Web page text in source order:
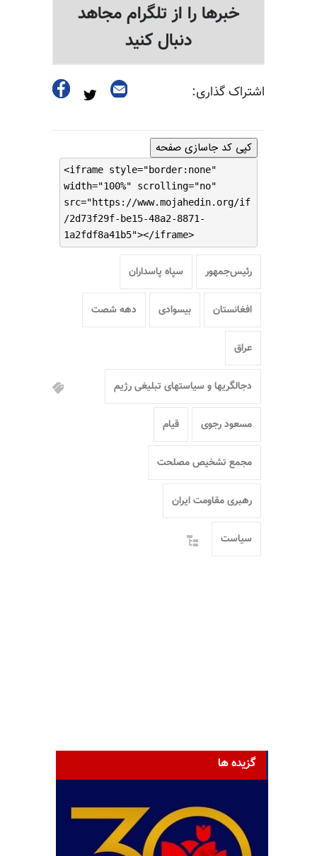
خبرها را از تلگرام مجاهد
دنبال کنید
اشتراک گذاری:
کپی کد جاسازی صفحه
<iframe style="border:none"
width="100%" scrolling="no"
src="https://www.mojahedin.org/if
/2d73f29f-be15-48a2-8871-
1a2fdf8a41b5"></iframe>
رئیس‌جمهور سپاه پاسداران
افغانستان بیسوادی دهه شصت
عراق
دجالگریها و سیاستهای تبلیغی رژیم
مسعود رجوی قیام
مجمع تشخیص مصلحت
رهبری مقاومت ایران
سیاست
گزیده ها